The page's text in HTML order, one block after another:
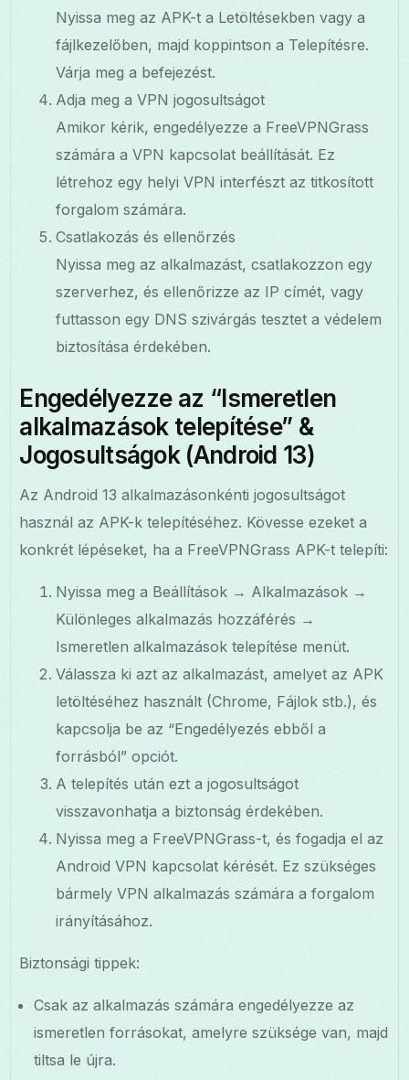
Nyissa meg az APK-t a Letöltésekben vagy a
fájlkezelőben, majd koppintson a Telepítésre.
Várja meg a befejezést.
Adja meg a VPN jogosultságot
Amikor kérik, engedélyezze a FreeVPNGrass
számára a VPN kapcsolat beállítását. Ez
létrehoz egy helyi VPN interfészt az titkosított
forgalom számára.
Csatlakozás és ellenőrzés
Nyissa meg az alkalmazást, csatlakozzon egy
szerverhez, és ellenőrizze az IP címét, vagy
futtasson egy DNS szivárgás tesztet a védelem
biztosítása érdekében.
Engedélyezze az “Ismeretlen
alkalmazások telepítése” &
Jogosultságok (Android 13)
Az Android 13 alkalmazásonkénti jogosultságot
használ az APK-k telepítéséhez. Kövesse ezeket a
konkrét lépéseket, ha a FreeVPNGrass APK-t telepíti:
Nyissa meg a Beállítások → Alkalmazások →
Különleges alkalmazás hozzáférés →
Ismeretlen alkalmazások telepítése menüt.
Válassza ki azt az alkalmazást, amelyet az APK
letöltéséhez használt (Chrome, Fájlok stb.), és
kapcsolja be az “Engedélyezés ebből a
forrásból” opciót.
A telepítés után ezt a jogosultságot
visszavonhatja a biztonság érdekében.
Nyissa meg a FreeVPNGrass-t, és fogadja el az
Android VPN kapcsolat kérését. Ez szükséges
bármely VPN alkalmazás számára a forgalom
irányításához.
Biztonsági tippek:
Csak az alkalmazás számára engedélyezze az
ismeretlen forrásokat, amelyre szüksége van, majd
tiltsa le újra.